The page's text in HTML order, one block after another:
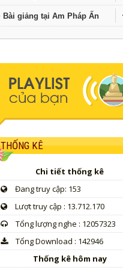
Bài giảng tại Am Pháp Ấn
THỐNG KÊ
Chi tiết thống kê
Đang truy cập: 153
Lượt truy cập : 13.712.170
Tổng lượng nghe : 12057323
Tổng Download : 142946
Thống kê hôm nay